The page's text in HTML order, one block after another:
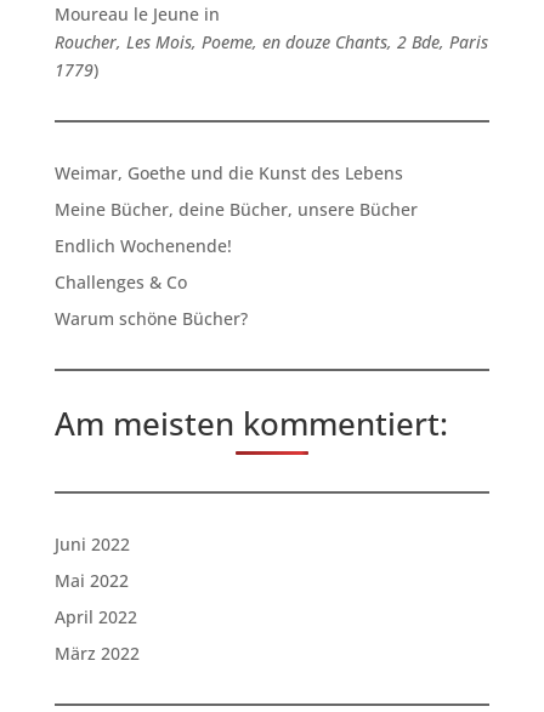
Moureau le Jeune in
Roucher, Les Mois, Poeme, en douze Chants, 2 Bde, Paris
1779)
Weimar, Goethe und die Kunst des Lebens
Meine Bücher, deine Bücher, unsere Bücher
Endlich Wochenende!
Challenges & Co
Warum schöne Bücher?
Am meisten kommentiert:
Juni 2022
Mai 2022
April 2022
März 2022